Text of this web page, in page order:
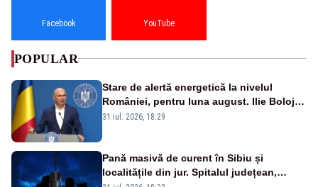
Facebook YouTube
POPULAR
Stare de alertă energetică la nivelul
României, pentru luna august. Ilie Bolojan
a anunțat importuri și posibile restricții –
31 iul. 2026, 18:29
Pană masivă de curent în Sibiu și
localitățile din jur. Spitalul județean,